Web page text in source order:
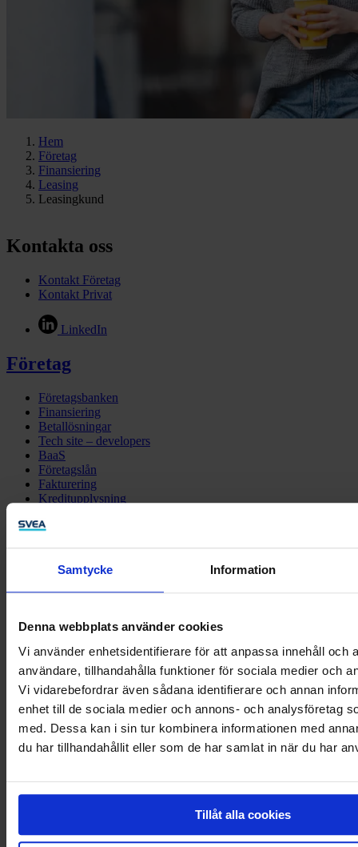
Samtycke Information
Denna webbplats använder cookies
Vi använder enhetsidentifierare för att anpassa innehåll och
användare, tillhandahålla funktioner för sociala medier och
Vi vidarebefordrar även sådana identifierare och annan
enhet till de sociala medier och annons- och analysföretag
med. Dessa kan i sin tur kombinera informationen med
du har tillhandahållit eller som de har samlat in när du har
Tillåt alla cookies
Hem
Företag
Finansiering
Leasing
Leasingkund
Kontakta oss
Kontakt Företag
Kontakt Privat
LinkedIn
Företag
Företagsbanken
Finansiering
Betallösningar
Tech site – developers
BaaS
Företagslån
Fakturering
Kreditupplysning
Utbildningar
Spara
Privatlån
Konto och kort
Skuldfinansiering
Låneskydd
För dig som handlat
Om Svea
Hållbarhet
Fusionen Svea Ekonomi - Svea Bank